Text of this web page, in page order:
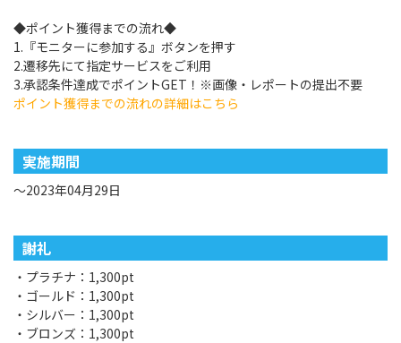
◆ポイント獲得までの流れ◆
1.『モニターに参加する』ボタンを押す
2.遷移先にて指定サービスをご利用
3.承認条件達成でポイントGET！※画像・レポートの提出不要
ポイント獲得までの流れの詳細はこちら
実施期間
～2023年04月29日
謝礼
・プラチナ：1,300pt
・ゴールド：1,300pt
・シルバー：1,300pt
・ブロンズ：1,300pt